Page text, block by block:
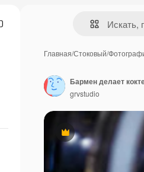
Главная/Стоковый/
Премиум
Бармен делает
grvstudio